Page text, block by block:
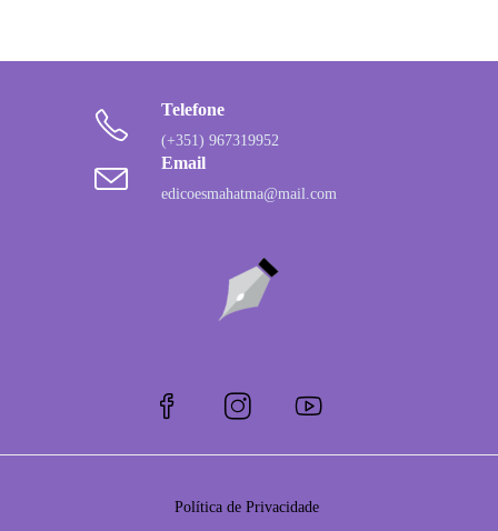
Telefone
(+351) 967319952
Email
edicoesmahatma@mail.com
Política de Privacidade